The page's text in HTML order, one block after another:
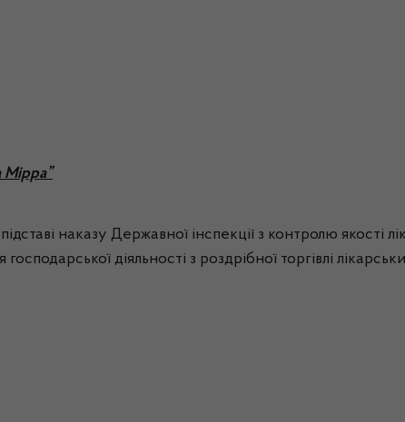
Мірра”
наказу Державної інспекції з контролю якості
діяльності з роздрібної торгівлі